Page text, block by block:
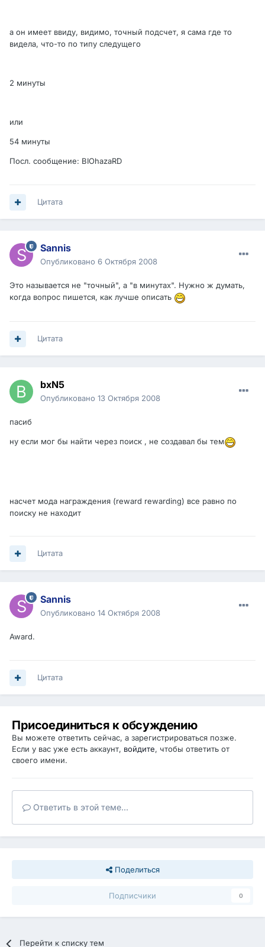
а он имеет ввиду, видимо, точный подсчет, я сама где то
видела, что-то по типу следущего
2 минуты
или
54 минуты
Посл. сообщение: BIOhazaRD
Цитата
Sannis
Опубликовано 6 Октября 2008
Это называется не "точный", а "в минутах". Нужно ж думать,
когда вопрос пишется, как лучше описать
Цитата
bxN5
Опубликовано 13 Октября 2008
пасиб
ну если мог бы найти через поиск , не создавал бы тем
насчет мода награждения (reward rewarding) все равно по
поиску не находит
Цитата
Sannis
Опубликовано 14 Октября 2008
Award.
Цитата
Присоединиться к обсуждению
Вы можете ответить сейчас, а зарегистрироваться позже.
Если у вас уже есть аккаунт, войдите, чтобы ответить от
своего имени.
Ответить в этой теме...
Поделиться
Подписчики 0
Перейти к списку тем